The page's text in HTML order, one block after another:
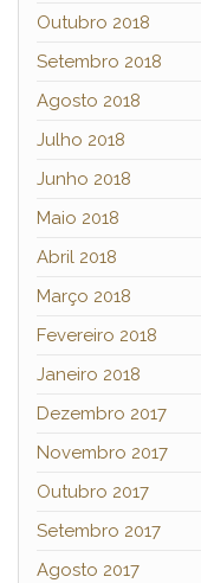
Outubro 2018
Setembro 2018
Agosto 2018
Julho 2018
Junho 2018
Maio 2018
Abril 2018
Março 2018
Fevereiro 2018
Janeiro 2018
Dezembro 2017
Novembro 2017
Outubro 2017
Setembro 2017
Agosto 2017